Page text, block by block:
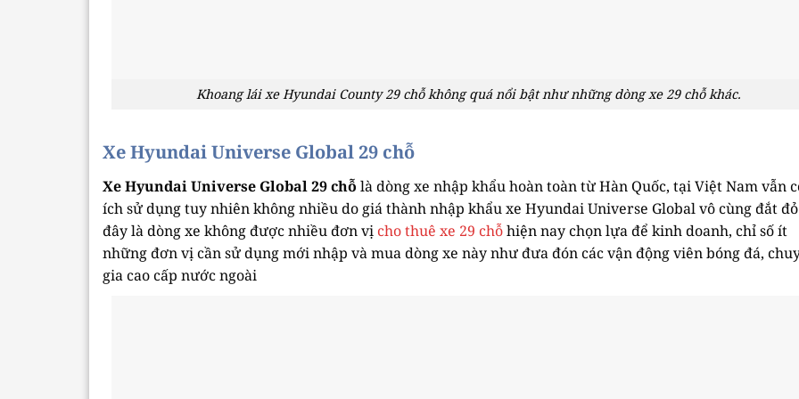
Khoang lái xe Hyundai County 29 chỗ không quá nổi bật như những dòng xe 29 chỗ khác.
Xe Hyundai Universe Global 29 chỗ
Xe Hyundai Universe Global 29 chỗ là dòng xe nhập khẩu hoàn toàn từ Hàn Quốc, tại Việt Nam vẫn
ích sử dụng tuy nhiên không nhiều do giá thành nhập khẩu xe Hyundai Universe Global vô cùng đắt
đây là dòng xe không được nhiều đơn vị cho thuê xe 29 chỗhiện nay chọn lựa để kinh doanh, chỉ số ít
những đơn vị cần sử dụng mới nhập và mua dòng xe này như đưa đón các vận động viên bóng đá,
gia cao cấp nước ngoài